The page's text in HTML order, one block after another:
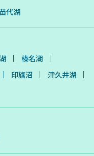
代湖
榛名湖
印旛沼
津久井湖